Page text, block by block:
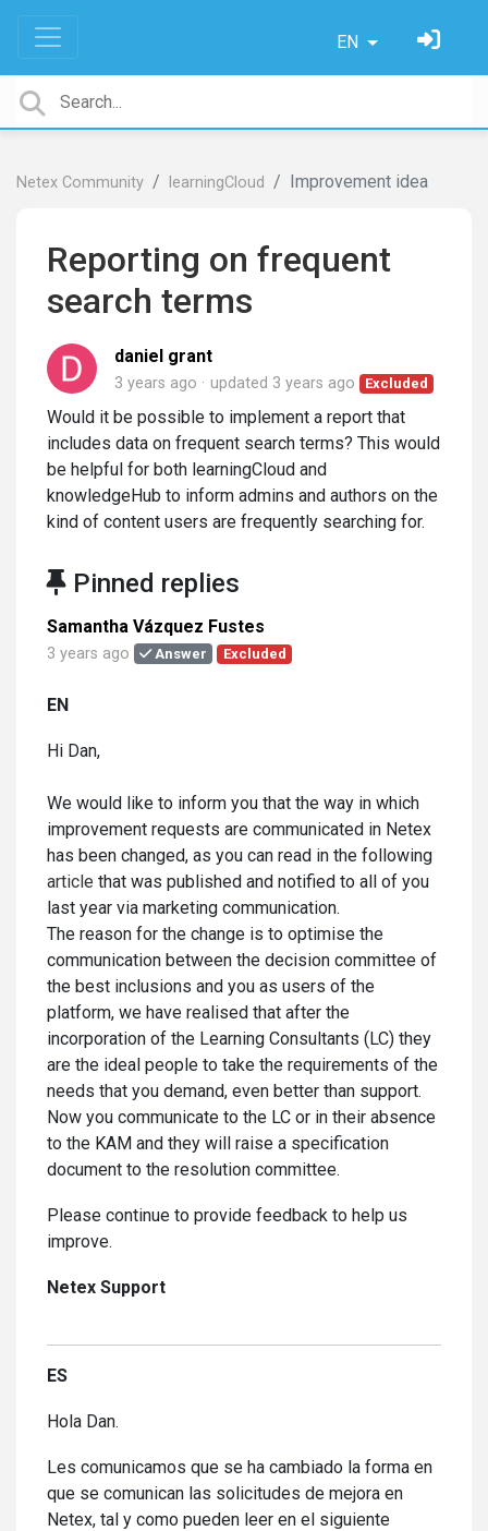
EN
Netex Community learningCloud Improvement idea
Reporting on frequent
search terms
daniel grant
3 years ago updated 3 years ago Excluded
Would it be possible to implement a report that
includes data on frequent search terms? This would
be helpful for both learningCloud and
knowledgeHub to inform admins and authors on the
kind of content users are frequently searching for.
Pinned replies
Samantha Vázquez Fustes
3 years ago Answer Excluded
EN
Hi Dan,
We would like to inform you that the way in which
improvement requests are communicated in Netex
has been changed, as you can read in the following
article that was published and notified to all of you
last year via marketing communication.
The reason for the change is to optimise the
communication between the decision committee of
the best inclusions and you as users of the
platform, we have realised that after the
incorporation of the Learning Consultants (LC) they
are the ideal people to take the requirements of the
needs that you demand, even better than support.
Now you communicate to the LC or in their absence
to the KAM and they will raise a specification
document to the resolution committee.
Please continue to provide feedback to help us
improve.
Netex Support
ES
Hola Dan.
Les comunicamos que se ha cambiado la forma en
que se comunican las solicitudes de mejora en
Netex, tal y como pueden leer en el siguiente